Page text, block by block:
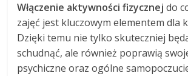
Włączenie aktywności fizycznej do
zajęć jest kluczowym elementem dla
Dzięki temu nie tylko skuteczniej
schudnąć, ale również poprawią
psychiczne oraz ogólne